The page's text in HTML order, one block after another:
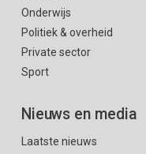
Onderwijs
Politiek & overheid
Private sector
Sport
Nieuws en media
Laatste nieuws